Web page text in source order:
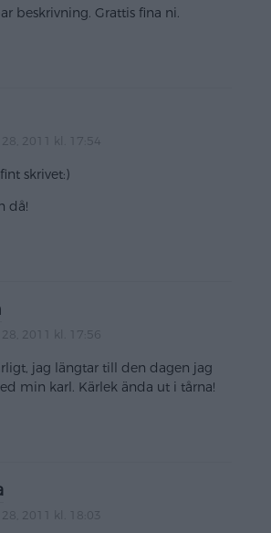
beskrivning. Grattis fina ni.
28, 2011 kl. 17:54
skrivet:)
då!
28, 2011 kl. 17:56
jag längtar till den dagen jag
min karl. Kärlek ända ut i tårna!
28, 2011 kl. 18:03